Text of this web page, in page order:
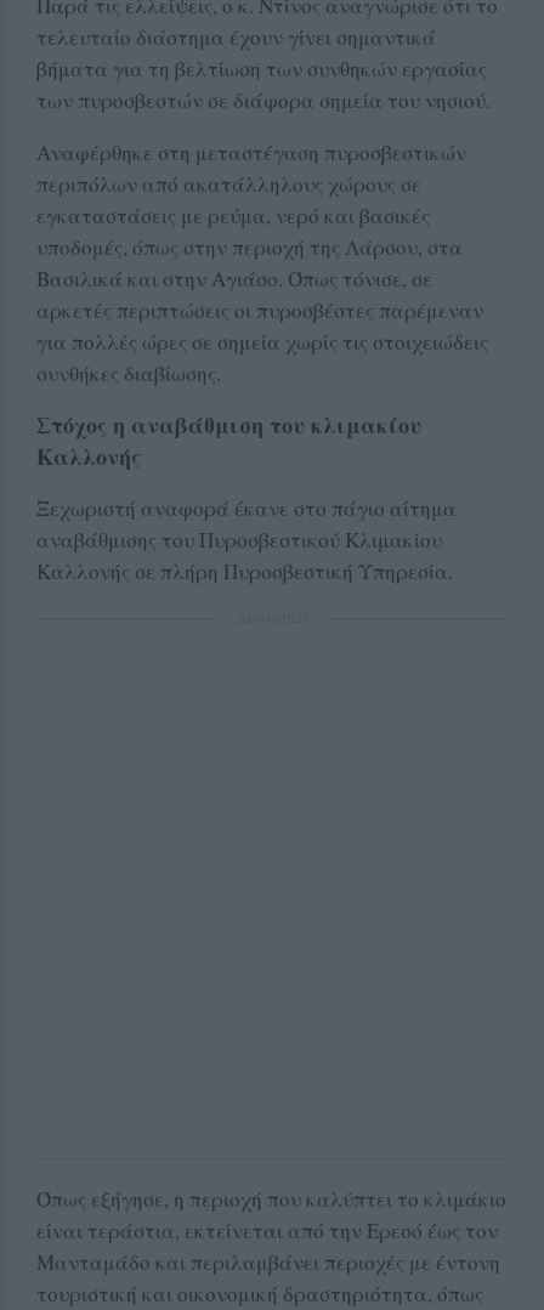
τελευταίο διάστημα έχουν γίνει σημαντικά
βήματα για τη βελτίωση των συνθηκών εργασίας
των πυροσβεστών σε διάφορα σημεία του νησιού.
Αναφέρθηκε στη μεταστέγαση πυροσβεστικών
περιπόλων από ακατάλληλους χώρους σε
εγκαταστάσεις με ρεύμα, νερό και βασικές
υποδομές, όπως στην περιοχή της Λάρσου, στα
Βασιλικά και στην Αγιάσο. Όπως τόνισε, σε
αρκετές περιπτώσεις οι πυροσβέστες παρέμεναν
για πολλές ώρες σε σημεία χωρίς τις στοιχειώδεις
συνθήκες διαβίωσης.
Στόχος η αναβάθμιση του κλιμακίου
Καλλονής
Ξεχωριστή αναφορά έκανε στο πάγιο αίτημα
αναβάθμισης του Πυροσβεστικού Κλιμακίου
Καλλονής σε πλήρη Πυροσβεστική Υπηρεσία.
Όπως εξήγησε, η περιοχή που καλύπτει το κλιμάκιο
είναι τεράστια, εκτείνεται από την Ερεσό έως τον
Μανταμάδο και περιλαμβάνει περιοχές με έντονη
τουριστική και οικονομική δραστηριότητα, όπως